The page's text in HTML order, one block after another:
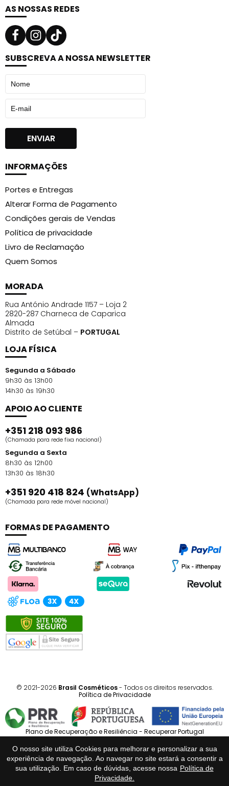
O nosso site utiliza Cookies para melhorar e personalizar a sua
experiência de navegação. Ao navegar no site estará a consentir a
sua utilização. Em caso de dúvidas, acesse nossa Política de
Privacidade.
AS NOSSAS REDES
SUBSCREVA A NOSSA NEWSLETTER
INFORMAÇÕES
Portes e Entregas
Alterar Forma de Pagamento
Condições gerais de Vendas
Política de privacidade
Livro de Reclamação
Quem Somos
MORADA
Rua António Andrade 1157 – Loja 2
2820-287 Charneca de Caparica
Almada
Distrito de Setúbal – PORTUGAL
LOJA FÍSICA
Segunda a Sábado
9h30 às 13h00
14h30 às 19h30
APOIO AO CLIENTE
+351 218 093 986
(Chamada para rede fixa nacional)
Segunda a Sexta
8h30 às 12h00
13h30 às 18h30
+351 920 418 824 (WhatsApp)
(Chamada para rede móvel nacional)
FORMAS DE PAGAMENTO
© 2021-2026 Brasil Cosméticos- Todos os direitos reservados.
Política de Privacidade
Plano de Recuperação e Resiliência - Recuperar Portugal
Português Español